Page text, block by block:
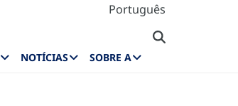
Português
NOTÍCIAS SOBRE A